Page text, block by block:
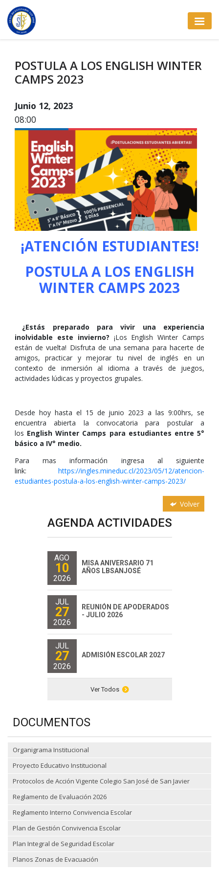
POSTULA A LOS ENGLISH WINTER
CAMPS 2023
Junio 12, 2023
08:00
¡ATENCIÓN ESTUDIANTES!
POSTULA A LOS ENGLISH
WINTER CAMPS 2023
¿Estás preparado para vivir una experiencia
inolvidable este invierno? ¡Los English Winter Camps
están de vuelta! Disfruta de una semana para hacerte de
amigos, practicar y mejorar tu nivel de inglés en un
contexto de inmersión al idioma a través de juegos,
actividades lúdicas y proyectos grupales.
Desde hoy hasta el 15 de junio 2023 a las 9:00hrs, se
encuentra abierta la convocatoria para postular a
los English Winter Camps para estudiantes entre 5°
básico a IV° medio.
Para mas información ingresa al siguiente
link: https://ingles.mineduc.cl/2023/05/12/atencion-
estudiantes-postula-a-los-english-winter-camps-2023/
Volver
AGENDA ACTIVIDADES
AGO
10
2026
MISA ANIVERSARIO 71
AÑOS LBSANJOSÉ
JUL
27
2026
REUNIÓN DE APODERADOS
- JULIO 2026
JUL
27
2026
ADMISIÓN ESCOLAR 2027
Ver Todos
DOCUMENTOS
Organigrama Institucional
Proyecto Educativo Institucional
Protocolos de Acción Vigente Colegio San José de San Javier
Reglamento de Evaluación 2026
Reglamento Interno Convivencia Escolar
Plan de Gestión Convivencia Escolar
Plan Integral de Seguridad Escolar
Planos Zonas de Evacuación